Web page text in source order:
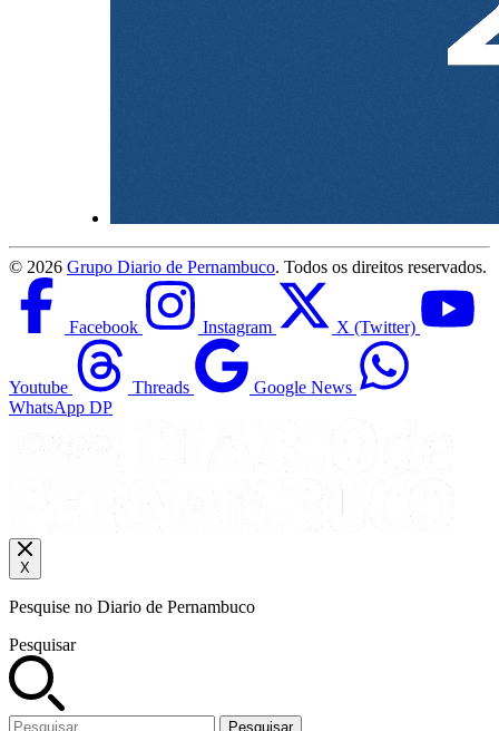
© 2026 Grupo Diario de Pernambuco. Todos os direitos reservados.
Facebook Instagram X (Twitter)
Youtube Threads
Google News
WhatsApp DP
X
Pesquise no Diario de Pernambuco
Pesquisar
Pesquisar